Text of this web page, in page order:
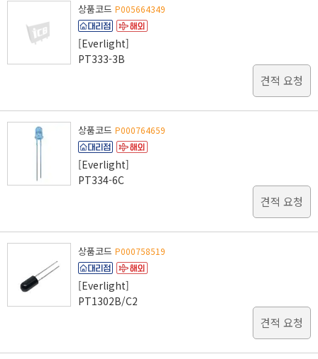
상품코드 P005664349
[Everlight]
PT333-3B
견적 요청
상품코드 P000764659
[Everlight]
PT334-6C
견적 요청
상품코드 P000758519
[Everlight]
PT1302B/C2
견적 요청